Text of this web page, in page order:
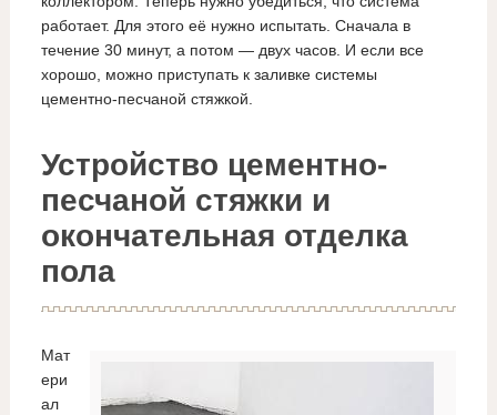
работает. Для этого её нужно испытать. Сначала в
течение 30 минут, а потом — двух часов. И если все
хорошо, можно приступать к заливке системы
цементно-песчаной стяжкой.
Устройство цементно-
песчаной стяжки и
окончательная отделка
пола
Мат
ери
ал